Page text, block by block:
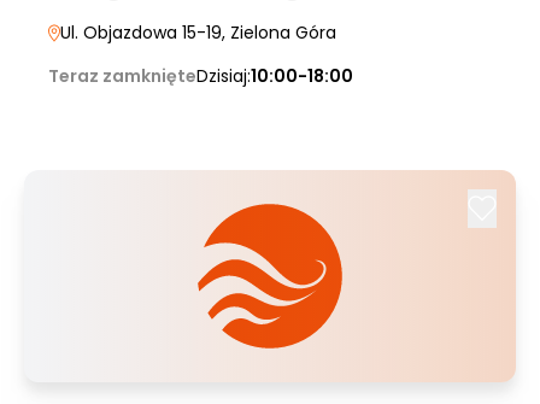
Ul. Objazdowa 15-19, Zielona Góra
Teraz zamknięteDzisiaj:10:00-18:00